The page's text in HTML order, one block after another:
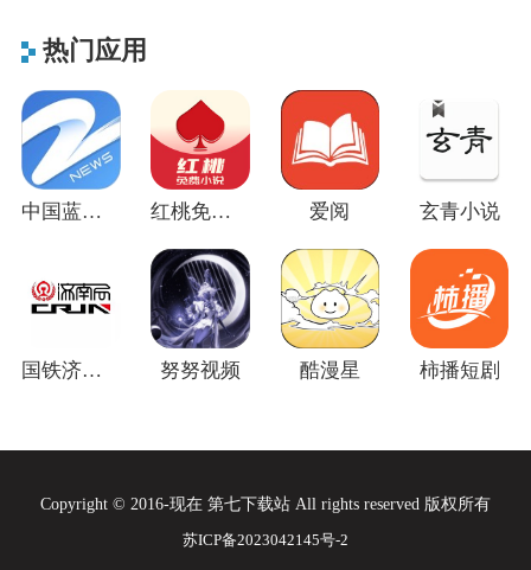
热门应用
中国蓝新闻 红桃免费小说 爱阅 玄青小说
国铁济南局官方版 努努视频 酷漫星 柿播短剧
Copyright © 2016-现在 第七下载站 All rights reserved 版权所有
苏ICP备2023042145号-2